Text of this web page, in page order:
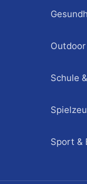
Schule
Sport &